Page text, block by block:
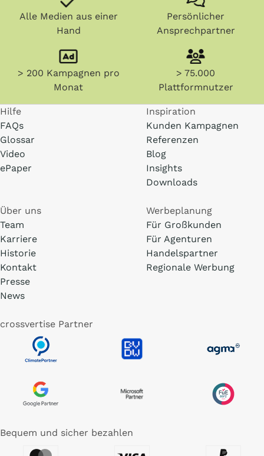
Alle Medien aus einer
Hand
Persönlicher
Ansprechpartner
> 200 Kampagnen pro
Monat
> 75.000
Plattformnutzer
Hilfe
FAQs
Glossar
Video
ePaper
Inspiration
Kunden Kampagnen
Referenzen
Blog
Insights
Downloads
Über uns
Team
Karriere
Historie
Kontakt
Presse
News
Werbeplanung
Für Großkunden
Für Agenturen
Handelspartner
Regionale Werbung
crossvertise Partner
Bequem und sicher bezahlen